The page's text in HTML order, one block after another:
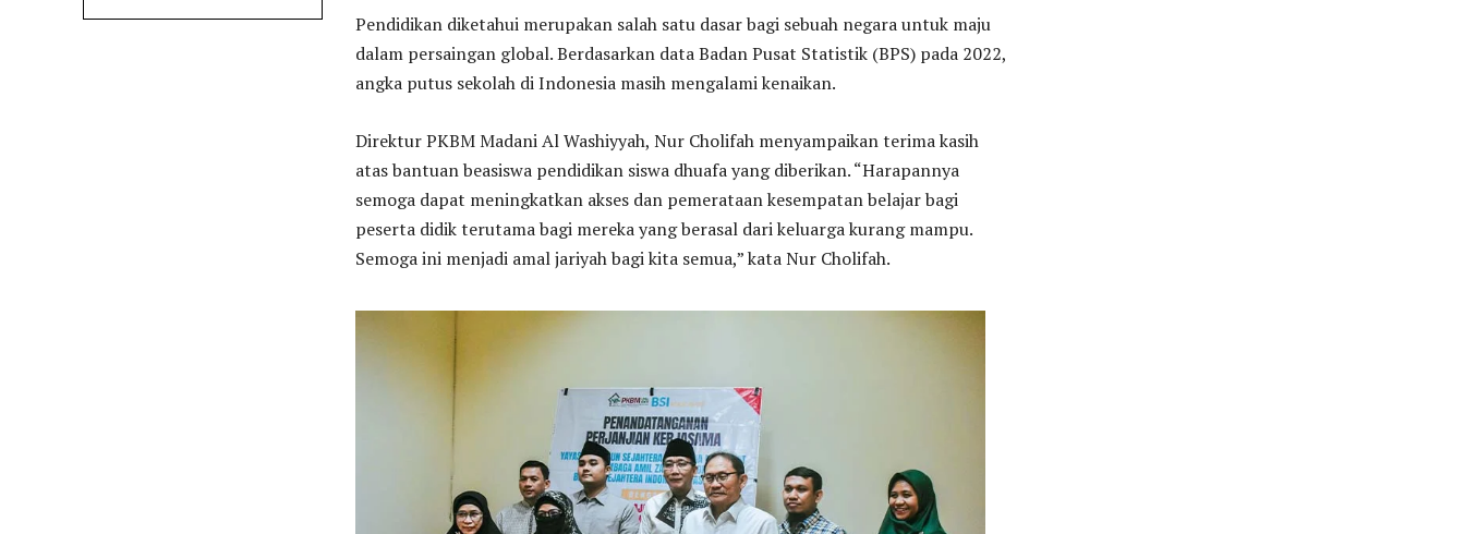
Pendidikan diketahui merupakan salah satu dasar bagi sebuah negara untuk maju
dalam persaingan global. Berdasarkan data Badan Pusat Statistik (BPS) pada 2022,
angka putus sekolah di Indonesia masih mengalami kenaikan.
Direktur PKBM Madani Al Washiyyah, Nur Cholifah menyampaikan terima kasih
atas bantuan beasiswa pendidikan siswa dhuafa yang diberikan. “Harapannya
semoga dapat meningkatkan akses dan pemerataan kesempatan belajar bagi
peserta didik terutama bagi mereka yang berasal dari keluarga kurang mampu.
Semoga ini menjadi amal jariyah bagi kita semua,” kata Nur Cholifah.